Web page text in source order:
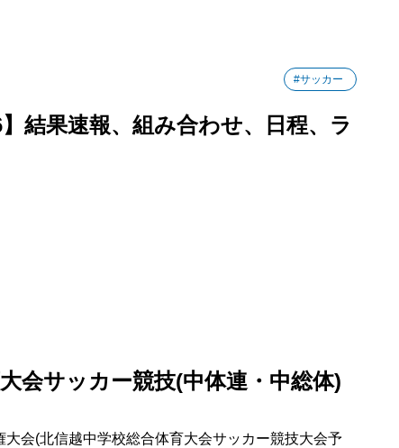
#サッカー
結果速報、組み合わせ、日程、ラ
会サッカー競技(中体連・中総体)
会(北信越中学校総合体育大会サッカー競技大会予